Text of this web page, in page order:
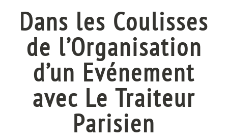
Dans les Coulisses
de l’Organisation
d’un Evénement
avec Le Traiteur
Parisien